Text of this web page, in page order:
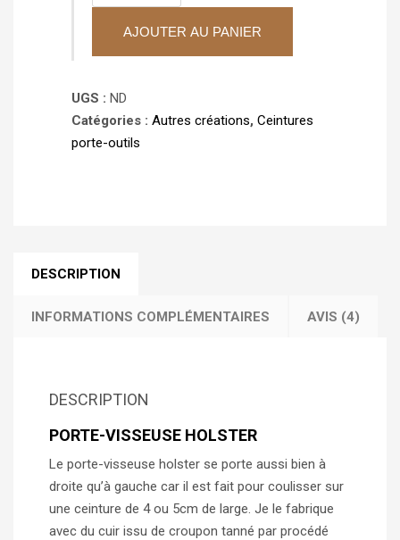
de
Porte-
visseuse
AJOUTER AU PANIER
UGS : ND
Catégories : Autres créations, Ceintures
porte-outils
DESCRIPTION
INFORMATIONS COMPLÉMENTAIRES AVIS (4)
DESCRIPTION
PORTE-VISSEUSE HOLSTER
Le porte-visseuse holster se porte aussi bien à
droite qu’à gauche car il est fait pour coulisser sur
une ceinture de 4 ou 5cm de large. Je le fabrique
avec du cuir issu de croupon tanné par procédé